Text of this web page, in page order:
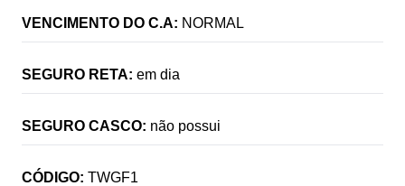
VENCIMENTO DO C.A: NORMAL
SEGURO RETA: em dia
SEGURO CASCO: não possui
CÓDIGO: TWGF1